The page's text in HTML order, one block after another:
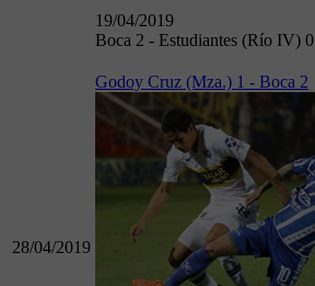
19/04/2019
Boca 2 - Estudiantes (Río IV) 0
28/04/2019
Godoy Cruz (Mza.) 1 - Boca 2